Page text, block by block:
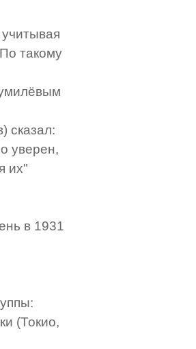
учитывая
такому
сказал:
уверен,
их"
в 1931
(Токио,